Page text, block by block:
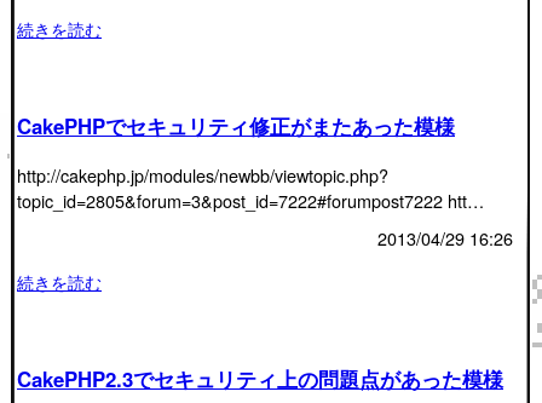
続きを読む
CakePHPでセキュリティ修正がまたあった模様
http://cakephp.jp/modules/newbb/viewtopic.php?
topic_id=2805&forum=3&post_id=7222#forumpost7222 htt…
2013/04/29 16:26
続きを読む
CakePHP2.3でセキュリティ上の問題点があった模様